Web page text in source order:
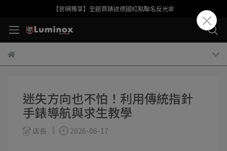
【官網獨享】全館買錶送德國紅點聯名反光傘
迷失方向也不怕！利用傳統指針
手錶導航與求生教學
店長 2026-06-17